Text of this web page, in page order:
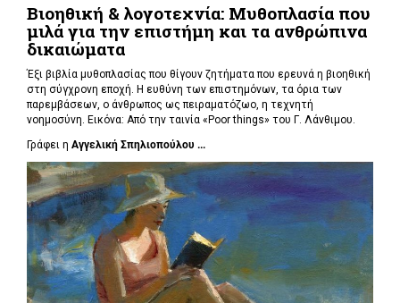
Βιοηθική & λογοτεχνία: Μυθοπλασία που
μιλά για την επιστήμη και τα ανθρώπινα
δικαιώματα
Έξι βιβλία μυθοπλασίας που θίγουν ζητήματα που ερευνά η βιοηθική
στη σύγχρονη εποχή. Η ευθύνη των επιστημόνων, τα όρια των
παρεμβάσεων, ο άνθρωπος ως πειραματόζωο, η τεχνητή
νοημοσύνη. Εικόνα: Από την ταινία «Poor things» του Γ. Λάνθιμου.
Γράφει η Αγγελική Σπηλιοπούλου ...